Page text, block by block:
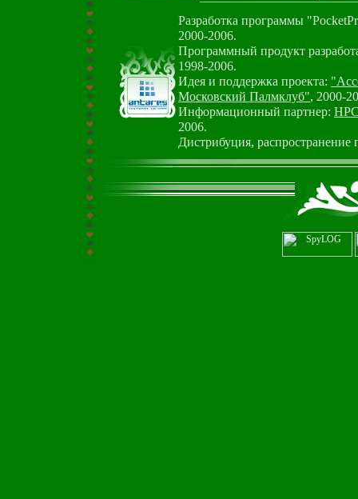
Разработка программы
2000-2006.
Программный продукт
1998-2006.
Идея и поддержка проекта:
Московский Палмклуб", 2000-
Информационный партнер:
2006.
Дистрибуция, распространение